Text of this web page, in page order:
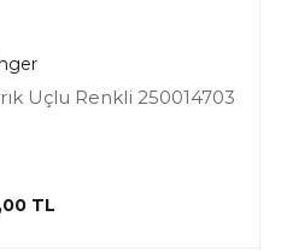
Uçlu Renkli 250014703
TL